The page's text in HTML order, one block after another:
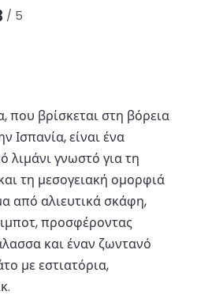
/ 5
που βρίσκεται στη βόρεια
Ισπανία, είναι ένα
λιμάνι γνωστό για τη
τη μεσογειακή ομορφιά
από αλιευτικά σκάφη,
προσφέροντας
και έναν ζωντανό
με εστιατόρια,